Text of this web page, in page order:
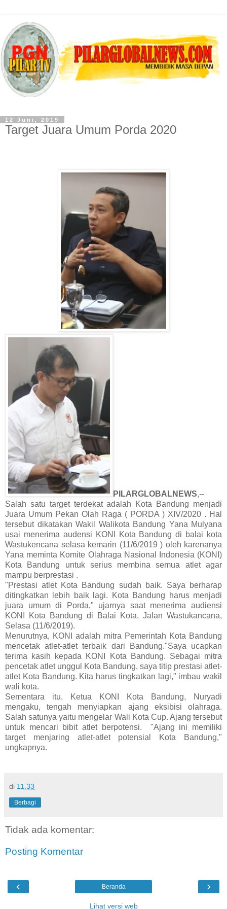
12 Juni, 2019
Target Juara Umum Porda 2020
PILARGLOBALNEWS,--
Salah satu target terdekat adalah Kota Bandung menjadi
Juara Umum Pekan Olah Raga ( PORDA ) XIV/2020 . Hal
tersebut dikatakan Wakil Walikota Bandung Yana Mulyana
usai menerima audensi KONI Kota Bandung di balai kota
Wastukencana selasa kemarin (11/6/2019 ) oleh karenanya
Yana meminta Komite Olahraga Nasional Indonesia (KONI)
Kota Bandung untuk serius membina semua atlet agar
mampu berprestasi .
"Prestasi atlet Kota Bandung sudah baik. Saya berharap
ditingkatkan lebih baik lagi. Kota Bandung harus menjadi
juara umum di Porda," ujarnya saat menerima audiensi
KONI Kota Bandung di Balai Kota, Jalan Wastukancana,
Selasa (11/6/2019).
Menurutnya, KONI adalah mitra Pemerintah Kota Bandung
mencetak atlet-atlet terbaik dari Bandung."Saya ucapkan
terima kasih kepada KONI Kota Bandung. Sebagai mitra
pencetak atlet unggul Kota Bandung, saya titip prestasi atlet-
atlet Kota Bandung. Kita harus tingkatkan lagi," imbau wakil
wali kota.
Sementara itu, Ketua KONI Kota Bandung, Nuryadi
mengaku, tengah menyiapkan ajang eksibisi olahraga.
Salah satunya yaitu mengelar Wali Kota Cup. Ajang tersebut
untuk mencari bibit atlet berpotensi.
"Ajang ini memiliki
target menjaring atlet-atlet potensial Kota Bandung,"
ungkapnya.
di 11.33
Berbagi
Tidak ada komentar:
Posting Komentar
‹ ›
Beranda
Lihat versi web